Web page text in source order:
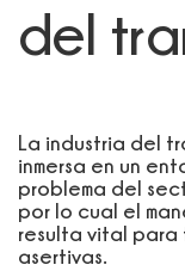
del
La industria del
inmersa en un
problema del
por lo cual el
resulta vital para
asertivas.